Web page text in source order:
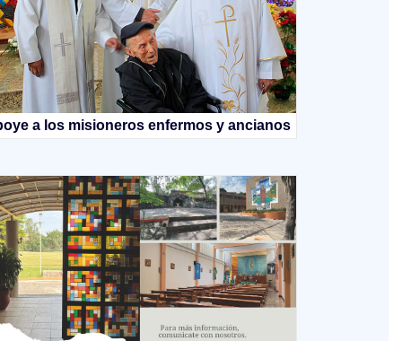
a los misioneros enfermos y ancianos